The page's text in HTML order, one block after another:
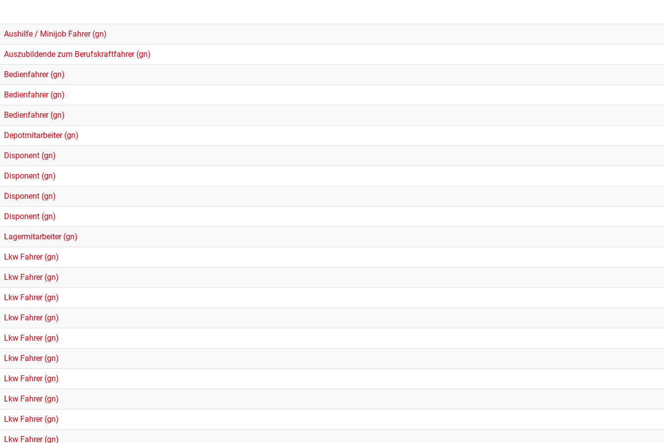
Aushilfe / Minijob Fahrer (gn)
Auszubildende zum Berufskraftfahrer (gn)
Bedienfahrer (gn)
Bedienfahrer (gn)
Bedienfahrer (gn)
Depotmitarbeiter (gn)
Disponent (gn)
Disponent (gn)
Disponent (gn)
Disponent (gn)
Lagermitarbeiter (gn)
Lkw Fahrer (gn)
Lkw Fahrer (gn)
Lkw Fahrer (gn)
Lkw Fahrer (gn)
Lkw Fahrer (gn)
Lkw Fahrer (gn)
Lkw Fahrer (gn)
Lkw Fahrer (gn)
Lkw Fahrer (gn)
Lkw Fahrer (gn)